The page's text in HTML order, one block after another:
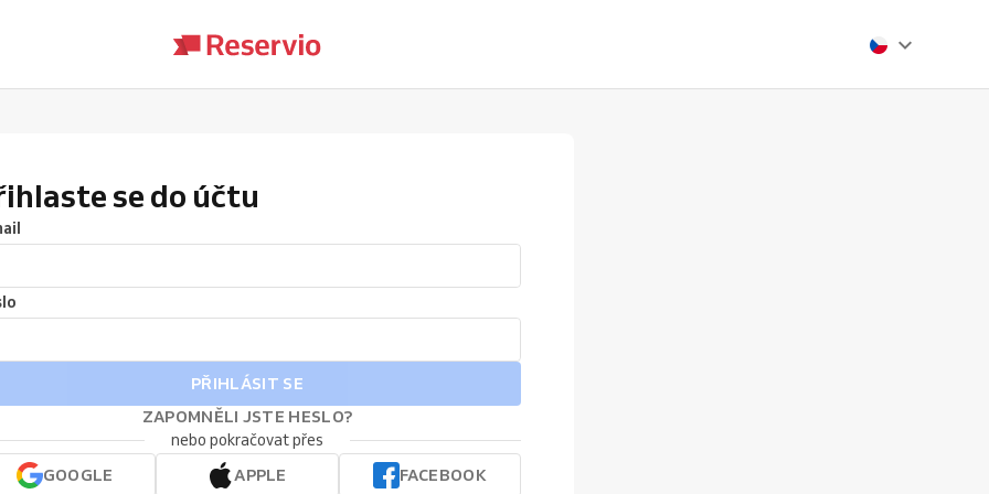
se do účtu
PŘIHLÁSIT SE
ZAPOMNĚLI JSTE HESLO?
nebo pokračovat přes
GOOGLE
APPLE FACEBOOK